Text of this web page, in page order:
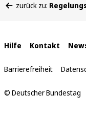
befinden
zurück zu:
Interne
Links
Hilfe Kontakt
Barrierefreiheit
© Deutscher Bundestag